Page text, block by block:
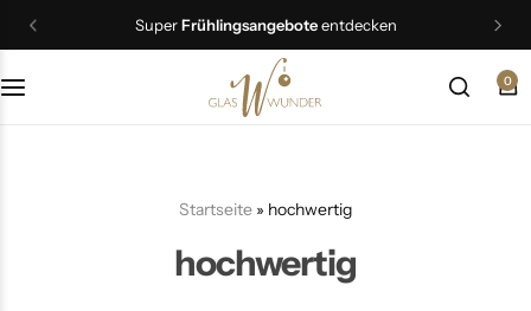
SuperFrühlingsangeboteentdecken
0
Startseite » hochwertig
hochwertig